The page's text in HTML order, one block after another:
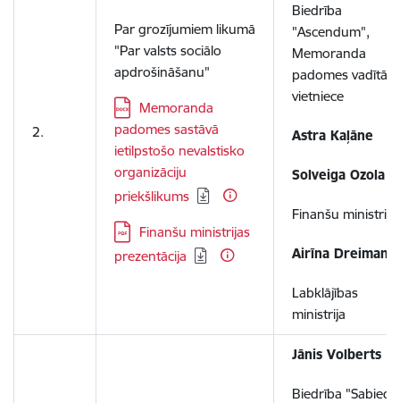
2.
Par grozījumiem likumā
"Par valsts sociālo
apdrošināšanu"
Lejupielādēt:
Memoranda
padomes sastāvā
ietilpstošo nevalstisko
organizāciju
priekšlikums
Lejupielādēt:
Finanšu ministrijas
prezentācija
Biedrība
"Ascendum",
Memoranda
padomes vadītāja
vietniece
Astra Kaļāne
Solveiga Ozola
Finanšu ministrija
Airīna Dreimane
Labklājības
ministrija
Jānis Volberts
Biedrība